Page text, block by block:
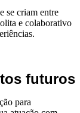
se criam entre
e colaborativo
futuros
para